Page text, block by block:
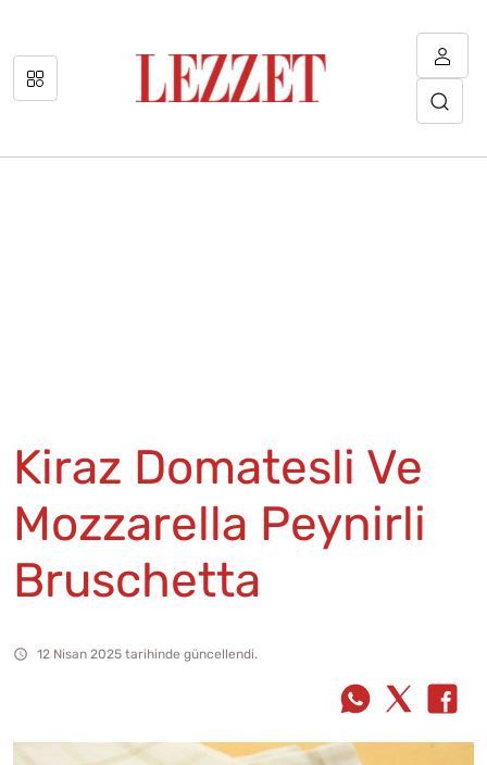
Kiraz Domatesli Ve
Mozzarella Peynirli
Bruschetta
12 Nisan 2025 tarihinde güncellendi.